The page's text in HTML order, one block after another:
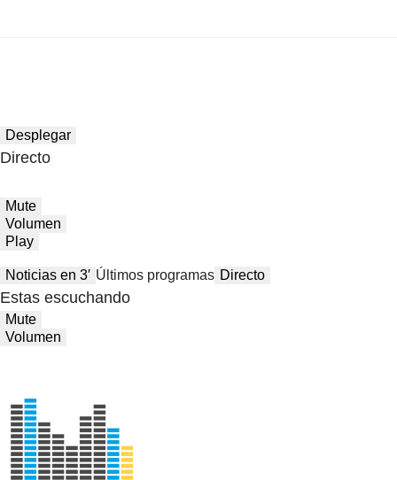
Desplegar
Directo
Mute
Volumen
Play
Noticias en 3′ Últimos programas Directo
Estas escuchando
Mute
Volumen